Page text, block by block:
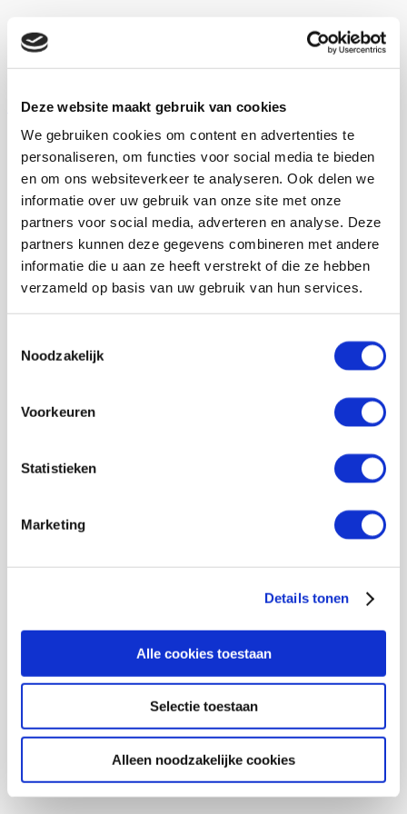
Deze website maakt gebruik van cookies
We gebruiken cookies om content en advertenties te
personaliseren, om functies voor social media te bieden
en om ons websiteverkeer te analyseren. Ook delen we
informatie over uw gebruik van onze site met onze
partners voor social media, adverteren en analyse. Deze
partners kunnen deze gegevens combineren met andere
informatie die u aan ze heeft verstrekt of die ze hebben
verzameld op basis van uw gebruik van hun services.
Noodzakelijk
Voorkeuren
Statistieken
Marketing
Details tonen
Alle cookies toestaan
Selectie toestaan
Alleen noodzakelijke cookies
Serverfout
Er is iets misgegaan op de server
Terug naar de homepageContact